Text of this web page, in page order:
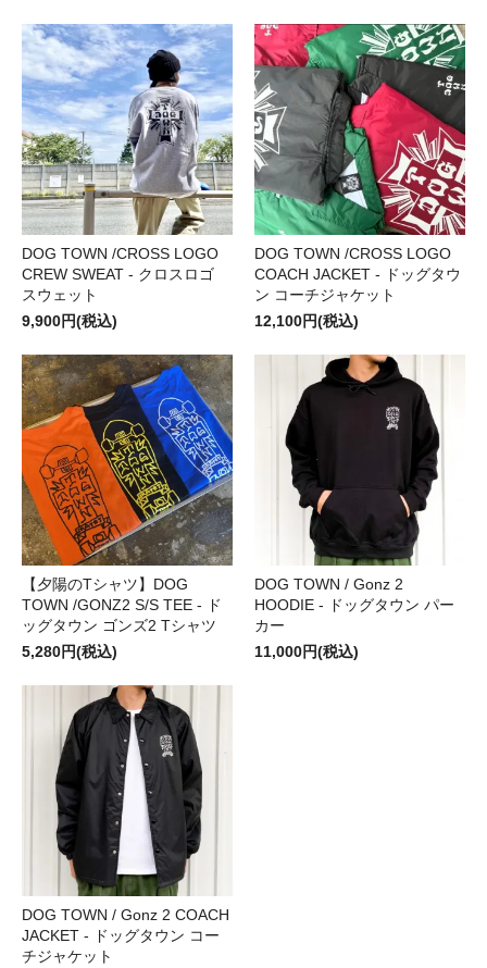
DOG TOWN /CROSS LOGO
CREW SWEAT - クロスロゴ
スウェット
9,900円(税込)
DOG TOWN /CROSS LOGO
COACH JACKET - ドッグタウ
ン コーチジャケット
12,100円(税込)
【夕陽のTシャツ】DOG
TOWN /GONZ2 S/S TEE - ド
ッグタウン ゴンズ2 Tシャツ
5,280円(税込)
DOG TOWN / Gonz 2
HOODIE - ドッグタウン パー
カー
11,000円(税込)
DOG TOWN / Gonz 2 COACH
JACKET - ドッグタウン コー
チジャケット